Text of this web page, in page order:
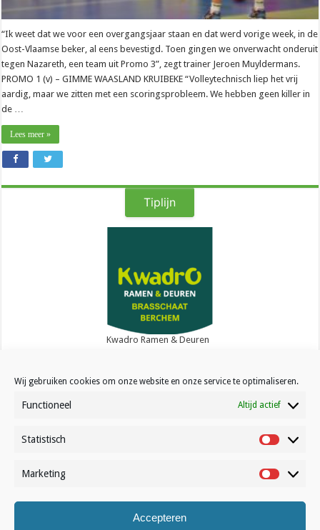
Wij gebruiken cookies om onze website en onze service te optimaliseren.
Functioneel Altijd actief
Statistisch Statistisch
Marketing
Accepteren
“Ik weet dat we voor een overgangsjaar staan en dat werd vorige week, in de
Oost-Vlaamse beker, al eens bevestigd. Toen gingen we onverwacht onderuit
tegen Nazareth, een team uit Promo 3”, zegt trainer Jeroen Muyldermans.
PROMO 1 (v) – GIMME WAASLAND KRUIBEKE “Volleytechnisch liep het vrij
aardig, maar we zitten met een scoringsprobleem. We hebben geen killer in
de …
Lees meer »
Tiplijn
Kwadro Ramen & Deuren
Contact